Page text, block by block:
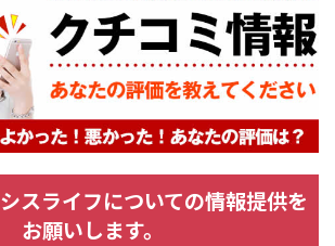
シスライフについての情報提供を
お願いします。